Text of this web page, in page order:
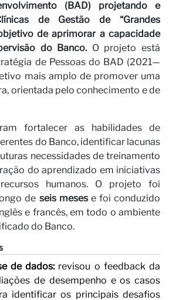
(BAD) projetando e
de Gestão de “Grandes
de aprimorar a capacidade
do Banco.O projeto está
de Pessoas do BAD (2021—
mais amplo de promover uma
orientada pelo conhecimento e de
fortalecer as habilidades de
do Banco, identificar lacunas
necessidades de treinamento
do aprendizado em iniciativas
humanos. O projeto foi
de seis mesese foi conduzido
e francês, em todo o ambiente
do Banco.
de dados:revisou o feedback da
de desempenho e os casos
identificar os principais desafios
×